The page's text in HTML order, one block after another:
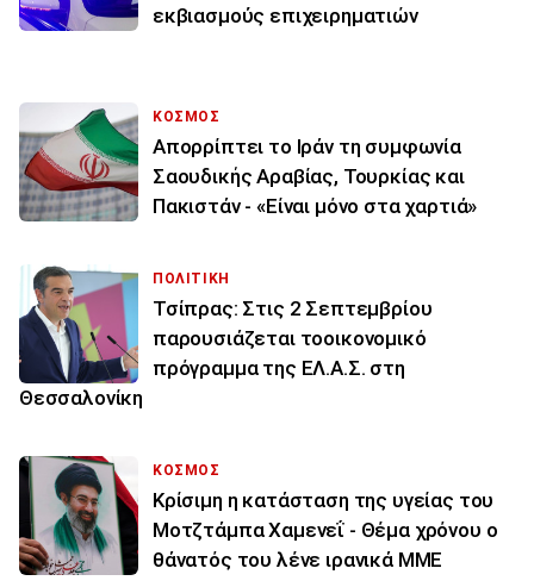
εκβιασμούς επιχειρηματιών
ΚΟΣΜΟΣ
Απορρίπτει το Ιράν τη συμφωνία
Σαουδικής Αραβίας, Τουρκίας και
Πακιστάν - «Είναι μόνο στα χαρτιά»
ΠΟΛΙΤΙΚΗ
Τσίπρας: Στις 2 Σεπτεμβρίου
παρουσιάζεται τοοικονομικό
πρόγραμμα της ΕΛ.Α.Σ. στη
Θεσσαλονίκη
ΚΟΣΜΟΣ
Κρίσιμη η κατάσταση της υγείας του
Μοτζτάμπα Χαμενεΐ - Θέμα χρόνου ο
θάνατός του λένε ιρανικά ΜΜΕ